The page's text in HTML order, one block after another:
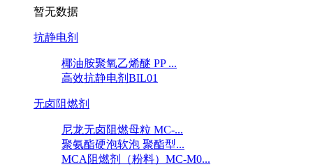
暂无数据
抗静电剂
椰油胺聚氧乙烯醚 PP ...
高效抗静电剂BIL01
无卤阻燃剂
尼龙无卤阻燃母粒 MC-...
聚氨酯硬泡软泡 聚酯型...
MCA阻燃剂（粉料）MC-M0...